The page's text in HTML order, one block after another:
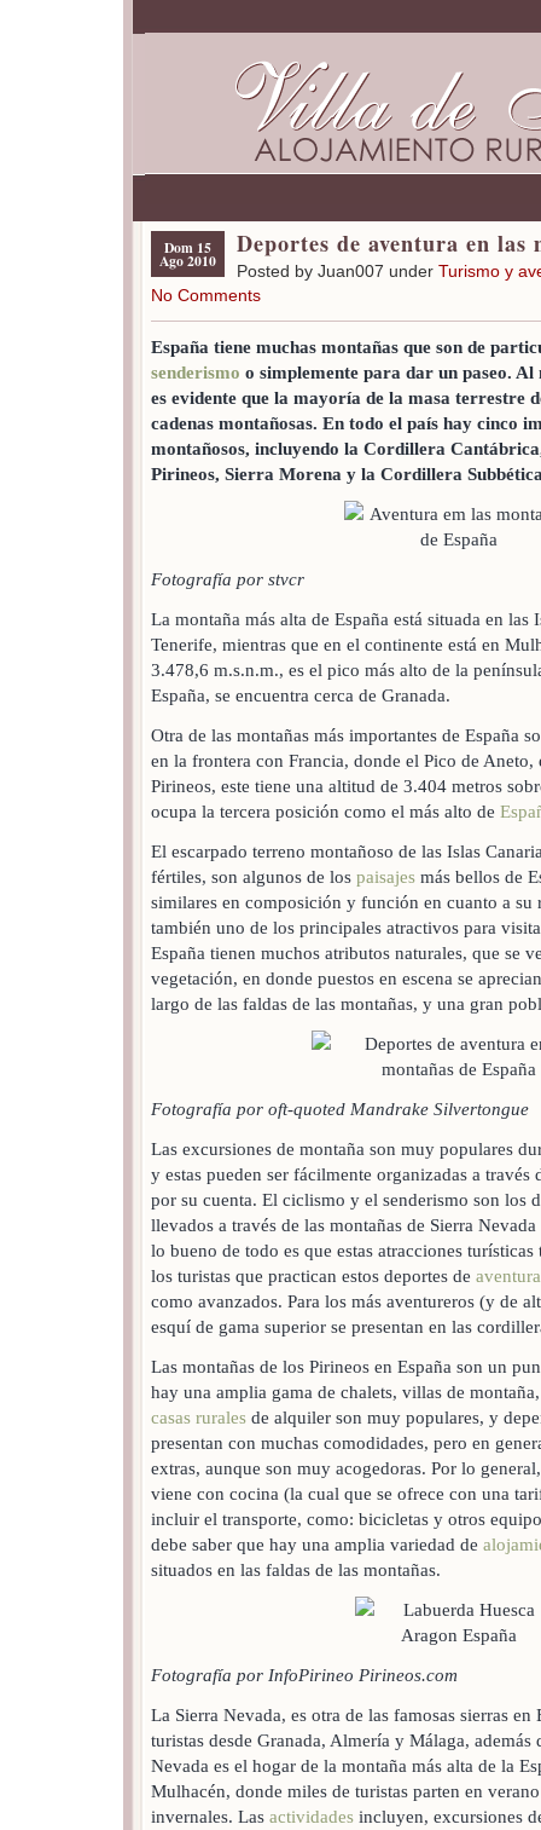
Dom 15
Ago 2010
Deportes de aventura en las
Posted by Juan007 under Turismo y
No Comments
España tiene muchas montañas que son de
senderismo o simplemente para dar un paseo.
es evidente que la mayoría de la masa terrestre
cadenas montañosas. En todo el país hay cinco
montañosos, incluyendo la Cordillera
Pirineos, Sierra Morena y la Cordillera
Fotografía por stvcr
La montaña más alta de España está situada en las
Tenerife, mientras que en el continente está en
3.478,6 m.s.n.m., es el pico más alto de la
España, se encuentra cerca de Granada.
Otra de las montañas más importantes de España
en la frontera con Francia, donde el Pico de Aneto,
Pirineos, este tiene una altitud de 3.404 metros
ocupa la tercera posición como el más alto de
El escarpado terreno montañoso de las Islas
fértiles, son algunos de los paisajes más bellos de
similares en composición y función en cuanto a
también uno de los principales atractivos para
España tienen muchos atributos naturales, que se
vegetación, en donde puestos en escena se
largo de las faldas de las montañas, y una gran
Fotografía por oft-quoted Mandrake Silvertongue
Las excursiones de montaña son muy populares
y estas pueden ser fácilmente organizadas a través
por su cuenta. El ciclismo y el senderismo son los
llevados a través de las montañas de Sierra
lo bueno de todo es que estas atracciones
los turistas que practican estos deportes de aventura
como avanzados. Para los más aventureros (y de
esquí de gama superior se presentan en las
Las montañas de los Pirineos en España son un
hay una amplia gama de chalets, villas de
casas rurales de alquiler son muy populares, y
presentan con muchas comodidades, pero en
extras, aunque son muy acogedoras. Por lo
viene con cocina (la cual que se ofrece con una
incluir el transporte, como: bicicletas y otros
debe saber que hay una amplia variedad de
situados en las faldas de las montañas.
Fotografía por InfoPirineo Pirineos.com
La Sierra Nevada, es otra de las famosas sierras en
turistas desde Granada, Almería y Málaga, además
Nevada es el hogar de la montaña más alta de la
Mulhacén, donde miles de turistas parten en
invernales. Las actividades incluyen, excursiones